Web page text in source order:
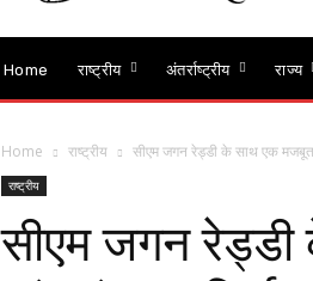
Home राष्ट्रीय अंतर्राष्ट्रीय राज्य
Home राष्ट्रीय सीएम जगन रेड्डी के साथ एक मजबूत
राष्ट्रीय
सीएम जगन